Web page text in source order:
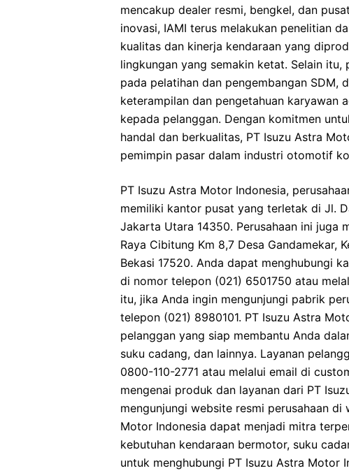
mencakup dealer resmi, bengkel, dan
inovasi, IAMI terus melakukan penelitian
kualitas dan kinerja kendaraan yang
lingkungan yang semakin ketat. Selain
pada pelatihan dan pengembangan SDM,
keterampilan dan pengetahuan karyawan
kepada pelanggan. Dengan komitmen
handal dan berkualitas, PT Isuzu Astra
pemimpin pasar dalam industri otomotif
PT Isuzu Astra Motor Indonesia,
memiliki kantor pusat yang terletak di Jl.
Jakarta Utara 14350. Perusahaan ini juga
Raya Cibitung Km 8,7 Desa Gandamekar,
Bekasi 17520. Anda dapat menghubungi
di nomor telepon (021) 6501750 atau
itu, jika Anda ingin mengunjungi pabrik
telepon (021) 8980101. PT Isuzu Astra
pelanggan yang siap membantu Anda
suku cadang, dan lainnya. Layanan
0800-110-2771 atau melalui email di
mengenai produk dan layanan dari PT
mengunjungi website resmi perusahaan di
Motor Indonesia dapat menjadi mitra
kebutuhan kendaraan bermotor, suku
untuk menghubungi PT Isuzu Astra Motor